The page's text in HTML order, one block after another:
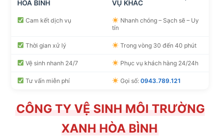
HÒA BÌNH
VỤ KHÁC
Cam kết dịch vụ
Nhanh chóng – Sạch sẽ – Uy
tín
Thời gian xử lý Trong vòng 30 đến 40 phút
Vệ sinh nhanh 24/7 Phục vụ khách hàng 24/24h
Tư vấn miễn phí Gọi số: 0943.789.121
CÔNG TY VỆ SINH MÔI TRƯỜNG
XANH HÒA BÌNH